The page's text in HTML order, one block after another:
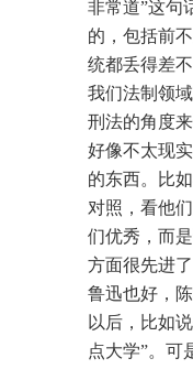
非常道”这句
的，包括前
统都丢得差
我们法制领
刑法的角度
好像不太现
的东西。比
对照，看他
们优秀，而
方面很先进
鲁迅也好，
以后，比如
点大学”。可